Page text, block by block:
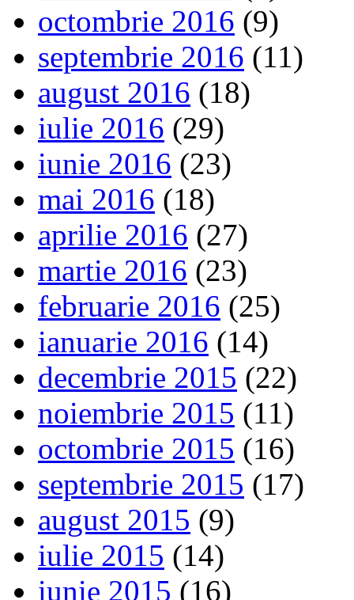
octombrie 2016 (9)
septembrie 2016 (11)
august 2016 (18)
iulie 2016 (29)
iunie 2016 (23)
mai 2016 (18)
aprilie 2016 (27)
martie 2016 (23)
februarie 2016 (25)
ianuarie 2016 (14)
decembrie 2015 (22)
noiembrie 2015 (11)
octombrie 2015 (16)
septembrie 2015 (17)
august 2015 (9)
iulie 2015 (14)
iunie 2015 (16)